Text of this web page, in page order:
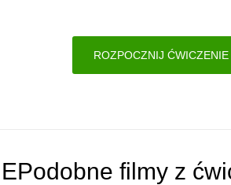
ROZPOCZNIJ ĆWICZENIE
EPodobne filmy z